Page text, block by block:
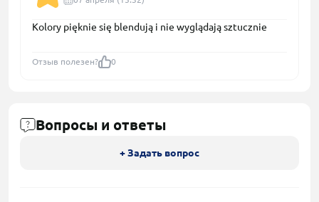
Kolory pięknie się blendują i nie wyglądają sztucznie
Отзыв полезен? 0
Вопросы и ответы
+ Задать вопрос